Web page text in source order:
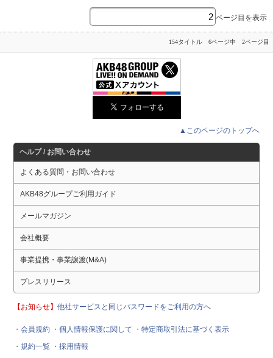
ページ目を表示
154タイトル 6ページ中 2ページ目
▲このページのトップへ
ヘルプ / お問い合わせ
よくある質問・お問い合わせ
AKB48グループご利用ガイド
メールマガジン
会社概要
事業提携・事業譲渡(M&A)
プレスリリース
【お知らせ】他社サービスと同じパスワードをご利用の方へ
・会員規約 ・個人情報保護に関して
・特定商取引法に基づく表示
・規約一覧 ・採用情報